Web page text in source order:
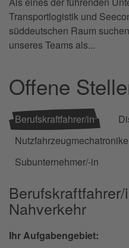
Transportlogistik und
süddeutschen Raum
unseres Teams als...
Offene
Berufskraftfahrer/in
Subunternehmer/-in
Nahverkehr
Ihr Aufgabengebiet: